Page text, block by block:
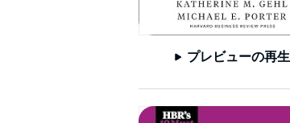
プレビューの再生